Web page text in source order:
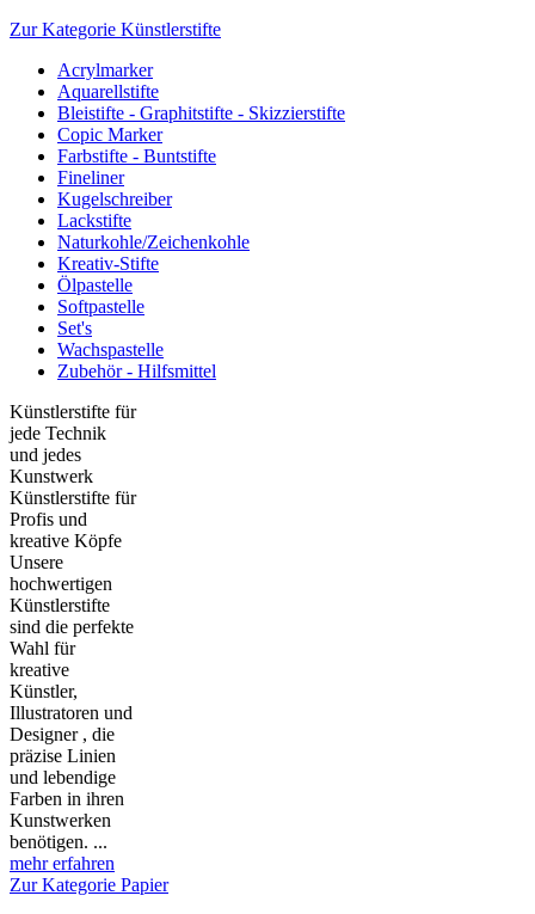
Zur Kategorie Künstlerstifte
Acrylmarker
Aquarellstifte
Bleistifte - Graphitstifte - Skizzierstifte
Copic Marker
Farbstifte - Buntstifte
Fineliner
Kugelschreiber
Lackstifte
Naturkohle/Zeichenkohle
Kreativ-Stifte
Ölpastelle
Softpastelle
Set's
Wachspastelle
Zubehör - Hilfsmittel
Künstlerstifte für
jede Technik
und jedes
Kunstwerk
Künstlerstifte für
Profis und
kreative Köpfe
Unsere
hochwertigen
Künstlerstifte
sind die perfekte
Wahl für
kreative
Künstler,
Illustratoren und
Designer , die
präzise Linien
und lebendige
Farben in ihren
Kunstwerken
benötigen. ...
mehr erfahren
Zur Kategorie Papier